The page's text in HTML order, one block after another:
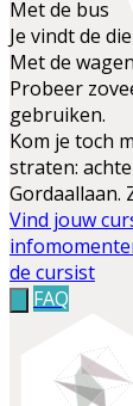
Met de bus
Je vindt de
Met de wagen
Probeer
gebruiken.
Kom je toch
straten:
Gordaallaan.
Vind jouw
de cursist
FAQ